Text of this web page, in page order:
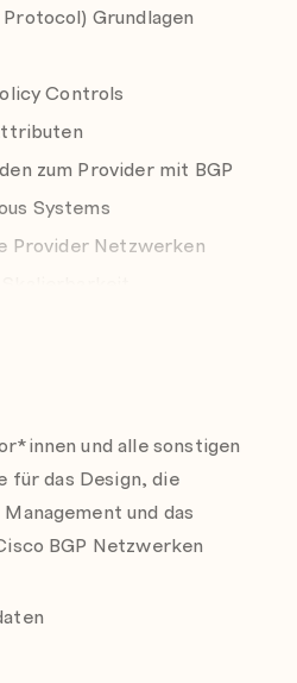
Grundlagen
Controls
zum Provider mit BGP
Systems
Provider Netzwerken
und alle sonstigen
das Design, die
und das
BGP Netzwerken